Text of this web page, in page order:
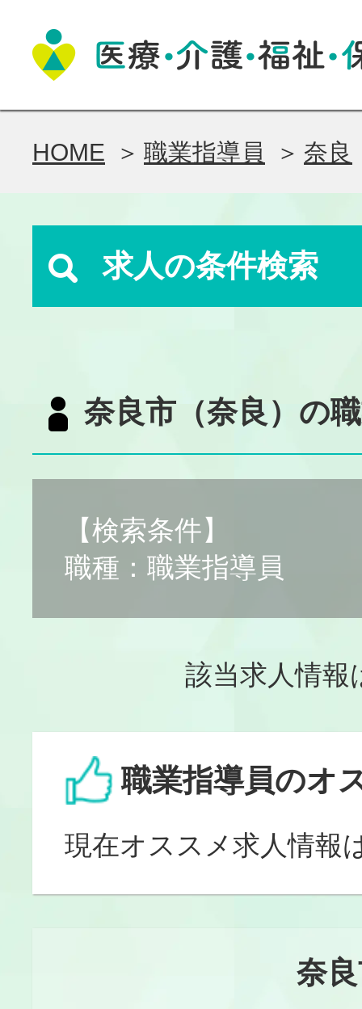
HOME 職業指導員 奈良
求人の条件検索
奈良市（奈良）の
【検索条件】
職種：職業指導員
該当求人情
職業指導員のオ
現在オススメ求人情報
奈